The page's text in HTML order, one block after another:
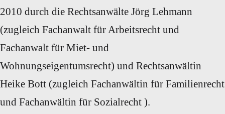
2010 durch die Rechtsanwälte Jörg Lehmann
(zugleich Fachanwalt für Arbeitsrecht und
Fachanwalt für Miet- und
Wohnungseigentumsrecht) und Rechtsanwältin
Heike Bott (zugleich Fachanwältin für Familienrecht
und Fachanwältin für Sozialrecht ).